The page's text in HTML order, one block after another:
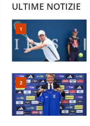
ULTIME NOTIZIE